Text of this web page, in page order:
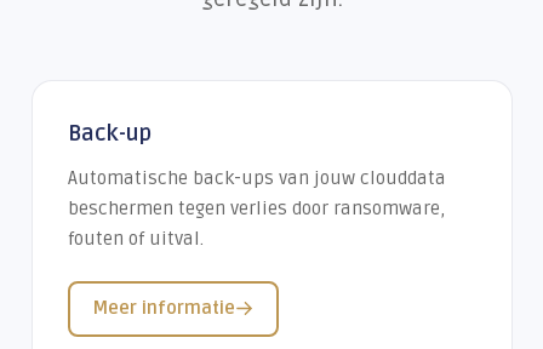
Back-up
Automatische back-ups van jouw clouddata
beschermen tegen verlies door ransomware,
fouten of uitval.
Meer informatie